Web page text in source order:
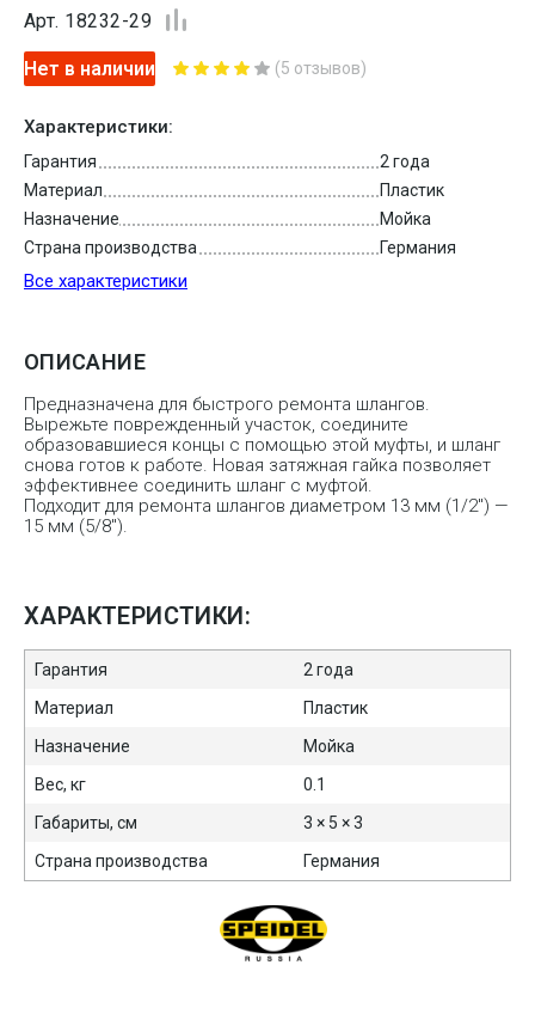
Арт. 18232-29
Нет в наличии (5 отзывов)
Характеристики:
Все характеристики
Гарантия
2 года
Материал
Пластик
Назначение
Мойка
Страна производства
Германия
ОПИСАНИЕ
Предназначена для быстрого ремонта шлангов.
Вырежьте поврежденный участок, соедините
образовавшиеся концы с помощью этой муфты, и шланг
снова готов к работе. Новая затяжная гайка позволяет
эффективнее соединить шланг с муфтой.
Подходит для ремонта шлангов диаметром 13 мм (1/2″) —
15 мм (5/8″).
ХАРАКТЕРИСТИКИ:
Гарантия
2 года
Материал
Пластик
Назначение
Мойка
Вес, кг
0.1
Габариты, см
3 × 5 × 3
Страна производства
Германия